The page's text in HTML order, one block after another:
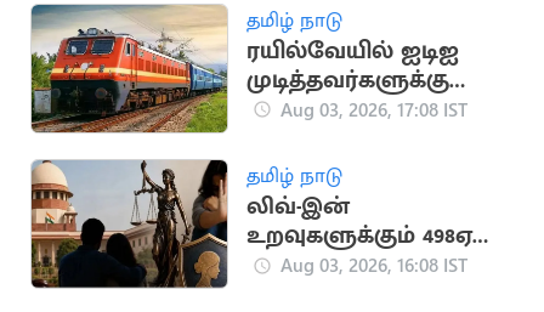
தமிழ் நாடு
ரயில்வேயில் ஐடிஐ
முடித்தவர்களுக்கு
அப்ரண்டிஸ் பயிற்சி
Aug 03, 2026, 17:08 IST
தமிழ் நாடு
லிவ்-இன்
உறவுகளுக்கும் 498ஏ
பிரிவு பாதுகாப்பு:
Aug 03, 2026, 16:08 IST